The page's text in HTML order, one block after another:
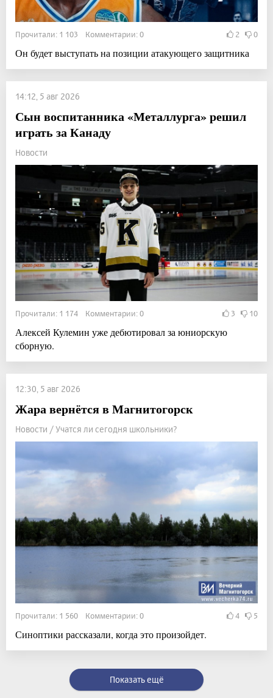
Прочитали: 1 103 Комментарии: 0 2 0
Он будет выступать на позиции атакующего защитника
14:12, 5 авг 2026
Сын воспитанника «Металлурга» решил
играть за Канаду
Новости
Прочитали: 1 174 Комментарии: 0 3 10
Алексей Кулемин уже дебютировал за юниорскую
сборную.
12:30, 5 авг 2026
Жара вернётся в Магнитогорск
Новости / Учатся ли сегодня школьники?
Прочитали: 1 560 Комментарии: 0 4 5
Синоптики рассказали, когда это произойдет.
Показать ещё